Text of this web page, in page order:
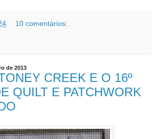
10 comentários:
de 2013
CREEK E O 16º
QUILT E PATCHWORK